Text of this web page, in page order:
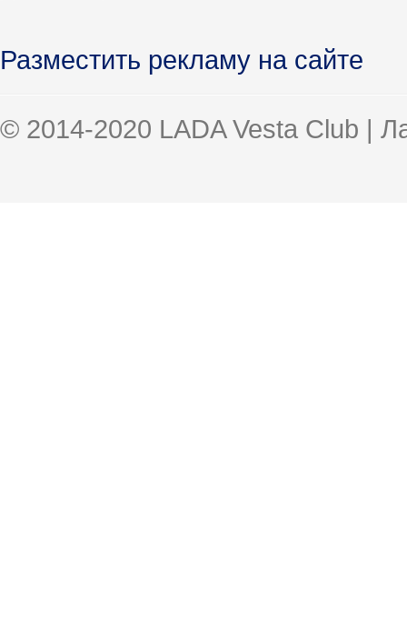
Разместить рекламу на сайте
© 2014-2020 LADA Vesta Club |